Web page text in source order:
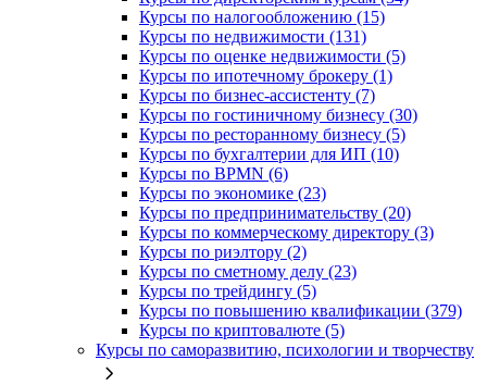
Курсы по налогообложению (15)
Курсы по недвижимости (131)
Курсы по оценке недвижимости (5)
Курсы по ипотечному брокеру (1)
Курсы по бизнес-ассистенту (7)
Курсы по гостиничному бизнесу (30)
Курсы по ресторанному бизнесу (5)
Курсы по бухгалтерии для ИП (10)
Курсы по BPMN (6)
Курсы по экономике (23)
Курсы по предпринимательству (20)
Курсы по коммерческому директору (3)
Курсы по риэлтору (2)
Курсы по сметному делу (23)
Курсы по трейдингу (5)
Курсы по повышению квалификации (379)
Курсы по криптовалюте (5)
Курсы по саморазвитию, психологии и творчеству